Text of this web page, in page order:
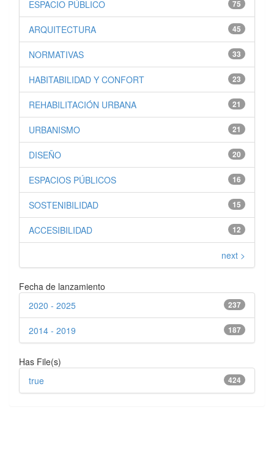
75
ESPACIO PÚBLICO
45
ARQUITECTURA
33
NORMATIVAS
23
HABITABILIDAD Y CONFORT
21
REHABILITACIÓN URBANA
21
URBANISMO
20
DISEÑO
16
ESPACIOS PÚBLICOS
15
SOSTENIBILIDAD
12
ACCESIBILIDAD
next >
Fecha de lanzamiento
237
2020 - 2025
187
2014 - 2019
Has File(s)
424
true